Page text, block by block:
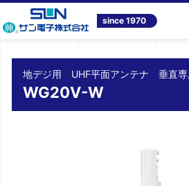
since 1970
トップ 商品情報 テレビ共同受信システム機器
地デジ用 UHF平面アンテナ 垂直
WG20V-W